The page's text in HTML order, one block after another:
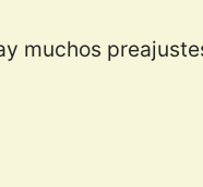
muchos